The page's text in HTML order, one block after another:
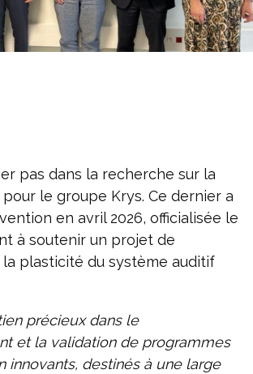
pas dans la recherche sur la
le groupe Krys. Ce dernier a
en avril 2026, officialisée le
à soutenir un projet de
plasticité du système auditif
précieux dans le
et la validation de programmes
innovants, destinés à une large